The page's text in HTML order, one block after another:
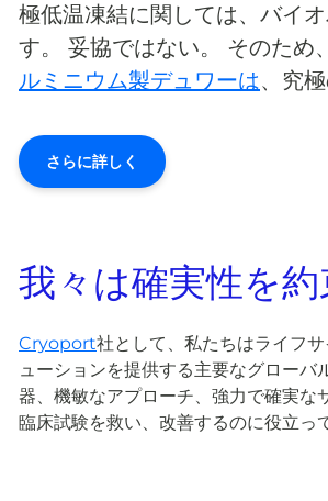
極低温凍結に関しては、バイ
す。 妥協ではない。 そのため
ルミニウム製デュワーは、究
さらに詳しく
我々は確実性を約
Cryoport社として、私たちはライフ
ューションを提供する主要なグロー
器、機敏なアプローチ、強力で確実な
臨床試験を救い、改善するのに役立っ